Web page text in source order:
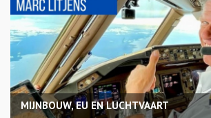
MIJNBOUW, EU EN LUCHTVAART